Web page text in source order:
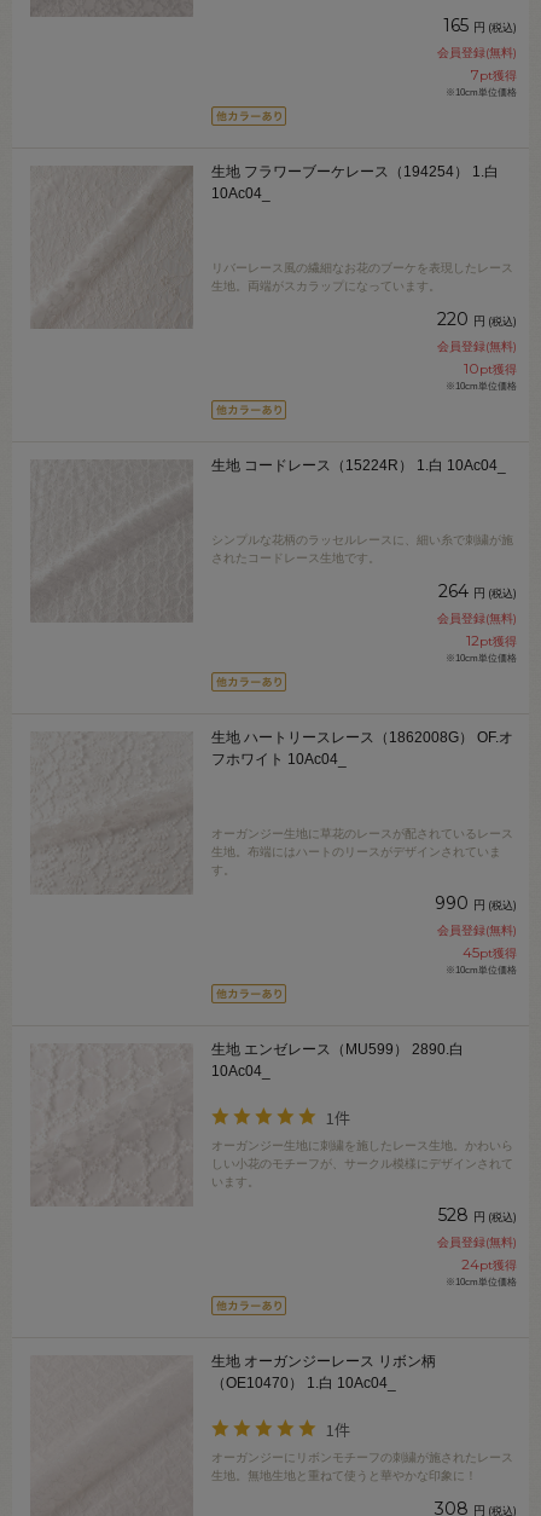
165 円 (税込)
会員登録(無料)
7pt獲得
※10cm単位価格
生地 フラワーブーケレース（194254） 1.白
10Ac04_
リバーレース風の繊細なお花のブーケを表現したレース
生地。両端がスカラップになっています。
220 円 (税込)
会員登録(無料)
10pt獲得
※10cm単位価格
生地 コードレース（15224R） 1.白 10Ac04_
シンプルな花柄のラッセルレースに、細い糸で刺繍が施
されたコードレース生地です。
264 円 (税込)
会員登録(無料)
12pt獲得
※10cm単位価格
生地 ハートリースレース（1862008G） OF.オ
フホワイト 10Ac04_
オーガンジー生地に草花のレースが配されているレース
生地。布端にはハートのリースがデザインされていま
す。
990 円 (税込)
会員登録(無料)
45pt獲得
※10cm単位価格
生地 エンゼレース（MU599） 2890.白
10Ac04_
1件
オーガンジー生地に刺繍を施したレース生地。かわいら
しい小花のモチーフが、サークル模様にデザインされて
います。
528 円 (税込)
会員登録(無料)
24pt獲得
※10cm単位価格
生地 オーガンジーレース リボン柄
（OE10470） 1.白 10Ac04_
1件
オーガンジーにリボンモチーフの刺繍が施されたレース
生地。無地生地と重ねて使うと華やかな印象に！
308 円 (税込)